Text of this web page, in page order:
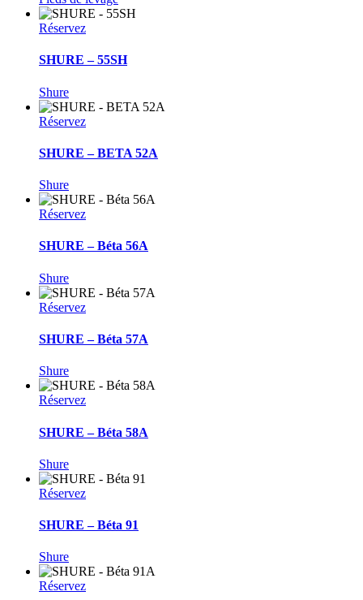
Réservez
SHURE – 55SH
Shure
Réservez
SHURE – BETA 52A
Shure
Réservez
SHURE – Béta 56A
Shure
Réservez
SHURE – Béta 57A
Shure
Réservez
SHURE – Béta 58A
Shure
Réservez
SHURE – Béta 91
Shure
Réservez